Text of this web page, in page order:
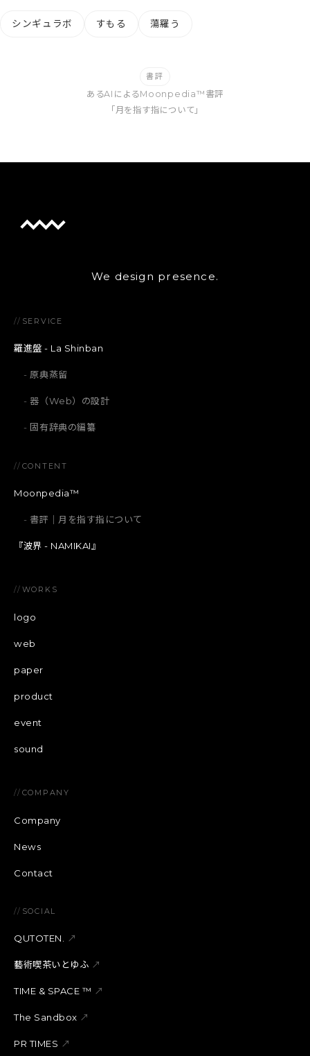
シンギュラボ すもる 蕩羅う
書評
あるAIによるMoonpedia™書評
「月を指す指について」
We design presence.
// SERVICE
羅進盤 - La Shinban
原典蒸留
器（Web）の設計
固有辞典の編纂
// CONTENT
Moonpedia™
書評｜月を指す指について
『波界 - NAMIKAI』
// WORKS
logo
web
paper
product
event
sound
// COMPANY
Company
News
Contact
// SOCIAL
QUTOTEN. ↗
藝術喫茶いとゆふ ↗
TIME & SPACE ™︎ ↗
The Sandbox ↗
PR TIMES ↗